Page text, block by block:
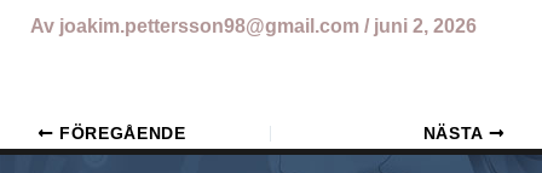
Av joakim.pettersson98@gmail.com / juni 2, 2026
FÖREGÅENDE NÄSTA